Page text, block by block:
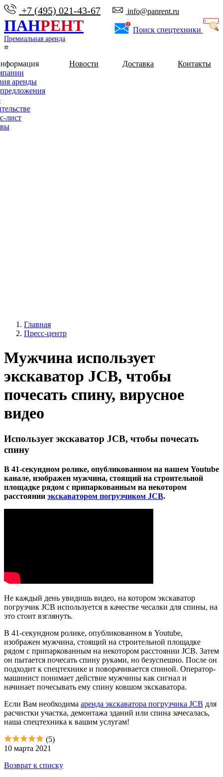
+7 (495) 021-43-67 info@panrent.ru
Поиск спецтехники
ПАНРЕНТ
Премиальная аренда
≡
аренды
лист
Новости Доставка Контакты
Главная
Пресс-центр
Мужчина использует
экскаватор JCB, чтобы
почесать спину, вирусное
видео
Использует экскаватор JCB, чтобы почесать
спину
В 41-секундном ролике, опубликованном на нашем Youtube
канале, изображен мужчина, стоящий на строительной
площадке рядом с припаркованным на некотором
расстоянии экскаватором погрузчиком JCB.
Не каждый день увидишь видео, на котором экскаватор
погрузчик JCB используется в качестве чесалки для спины, на
это стоит взглянуть.
В 41-секундном ролике, опубликованном в Youtube,
изображен мужчина, стоящий на строительной площадке
рядом с припаркованным на некотором расстоянии JCB. Затем
он пытается почесать спину руками, но безуспешно. После он
подходит к спецтехнике и поворачивается спиной. Оператор-
машинист понимает действие мужчины как сигнал и
начинает почесывать ему спину ковшом экскаватора.
Если Вам необходима аренда экскаватора погрузчика JCB для
расчистки участка, демонтажа зданий или спина зачесалась,
наша спецтехника к вашим услугам!
(5)
10 марта 2021
Возврат к списку